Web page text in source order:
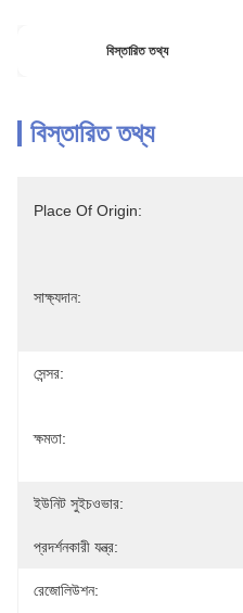
বিস্তারিত তথ্য
বিস্তারিত তথ্য
Place Of Origin:
সাক্ষ্যদান:
সেন্সর:
ক্ষমতা:
ইউনিট সুইচওভার:
প্রদর্শনকারী যন্ত্র:
রেজোলিউশন: